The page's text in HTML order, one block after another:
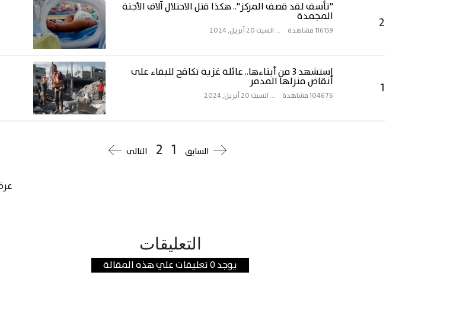
2
"نأسف لقد قصف المركز".. هكذا قتل الاحتلال آلاف الأجنة
المجمدة
116159 مشاهدة ... السبت 20 أبريل, 2024
1
استشهد 3 من أبناءها.. عائلة غزية تكافح للبقاء على
أنقاض منزلها المدمر
104676 مشاهدة ... السبت 20 أبريل, 2024
السابق 1
2 التالي
التعليقات
يوجد 0 تعليقات علي هذه المقالة